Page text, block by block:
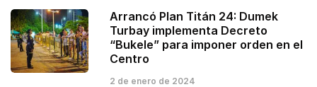
Arrancó Plan Titán 24: Dumek
Turbay implementa Decreto
“Bukele” para imponer orden en el
Centro
2 de enero de 2024